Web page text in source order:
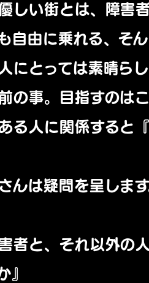
しい街とは、障害
自由に乗れる、そ
にとっては素晴らし
の事。目指すのは
る人に関係すると
んは疑問を呈します
者と、 それ以外の
』